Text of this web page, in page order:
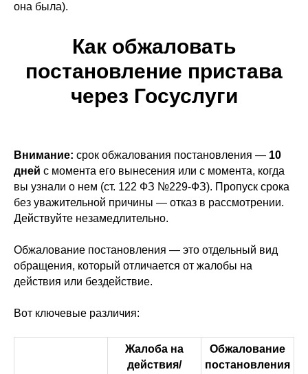
она была).
Как обжаловать
постановление пристава
через Госуслуги
Внимание: срок обжалования постановления — 10
дней с момента его вынесения или с момента, когда
вы узнали о нем (ст. 122 ФЗ №229-ФЗ). Пропуск срока
без уважительной причины — отказ в рассмотрении.
Действуйте незамедлительно.
Обжалование постановления — это отдельный вид
обращения, который отличается от жалобы на
действия или бездействие.
Вот ключевые различия:
Жалоба на
действия/
Обжалование
постановления